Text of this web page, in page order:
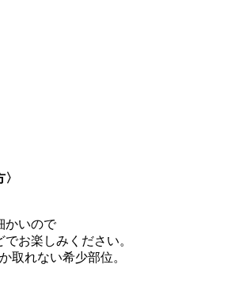
かいので
お楽しみください。
取れない希少部位。